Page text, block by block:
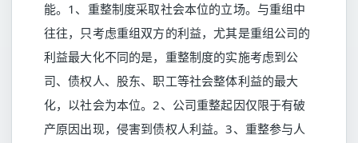
能。1、重整制度采取社会本位的立场。与重组中
往往，只考虑重组双方的利益，尤其是重组公司的
利益最大化不同的是，重整制度的实施考虑到公
司、债权人、股东、职工等社会整体利益的最大
化，以社会为本位。2、公司重整起因仅限于有破
产原因出现，侵害到债权人利益。3、重整参与人